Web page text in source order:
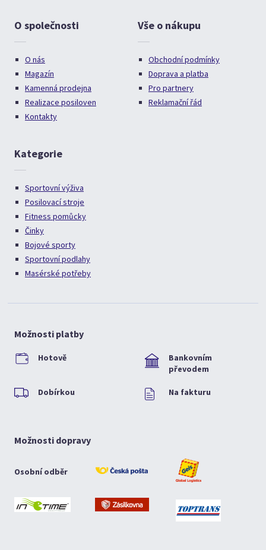
O společnosti
O nás
Magazín
Kamenná prodejna
Realizace posiloven
Kontakty
Vše o nákupu
Obchodní podmínky
Doprava a platba
Pro partnery
Reklamační řád
Kategorie
Sportovní výživa
Posilovací stroje
Fitness pomůcky
Činky
Bojové sporty
Sportovní podlahy
Masérské potřeby
Možnosti platby
Hotově
Bankovním
převodem
Dobírkou Na fakturu
Možnosti dopravy
Osobní odběr